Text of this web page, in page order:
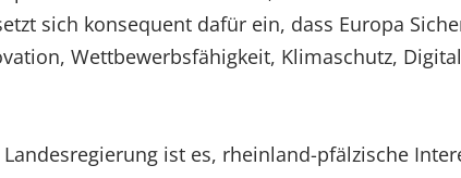
sich konsequent dafür ein, dass Europa
Wettbewerbsfähigkeit, Klimaschutz,
ist es, rheinland-pfälzische